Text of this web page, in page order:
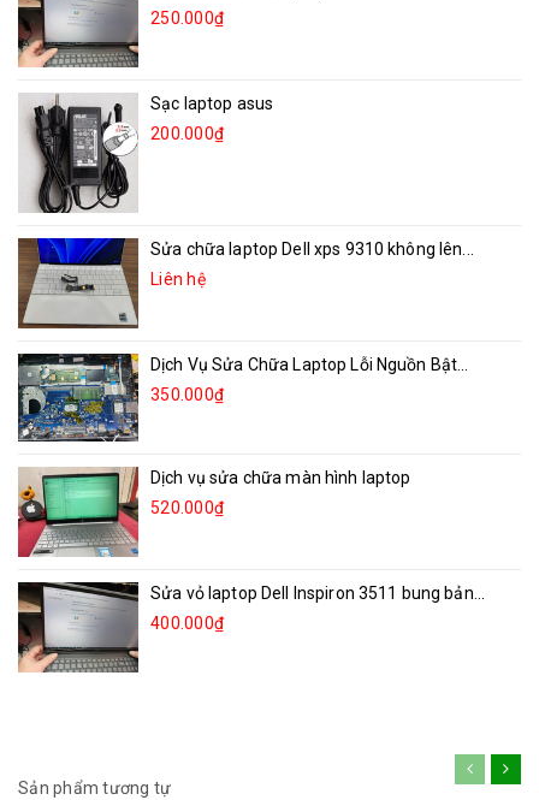
250.000₫
Sạc laptop asus
200.000₫
Sửa chữa laptop Dell xps 9310 không lên...
Liên hệ
Dịch Vụ Sửa Chữa Laptop Lỗi Nguồn Bật...
350.000₫
Dịch vụ sửa chữa màn hình laptop
520.000₫
Sửa vỏ laptop Dell Inspiron 3511 bung bản...
400.000₫
Sản phẩm tương tự